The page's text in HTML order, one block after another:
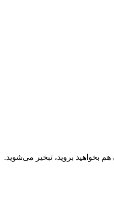
بروید، تبخیر می‌شوید.